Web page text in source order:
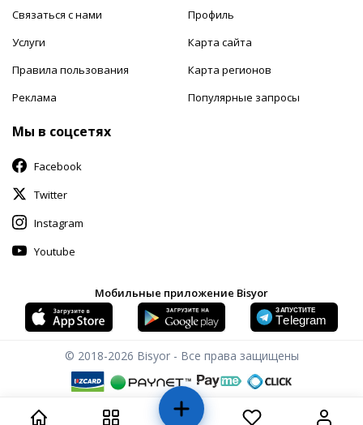
Связаться с нами
Услуги
Правила пользования
Реклама
Профиль
Карта сайта
Карта регионов
Популярные запросы
Мы в соцсетях
Facebook
Twitter
Instagram
Youtube
Мобильные приложение Bisyor
© 2018-2026 Bisyor - Все права защищены